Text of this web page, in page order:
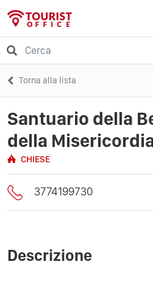
Torna alla lista
Santuario della
della
CHIESE
3774199730
Descrizione